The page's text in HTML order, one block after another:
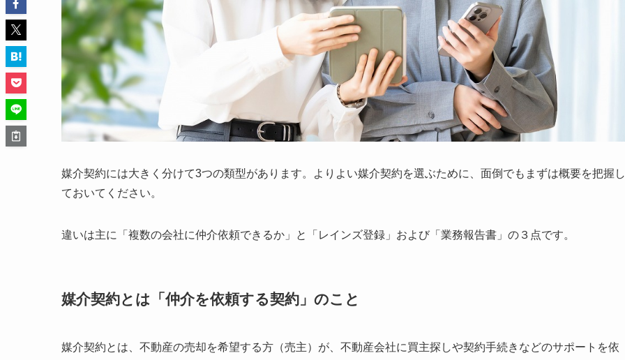
媒介契約には大きく分けて3つの類型があります。よりよい媒介契約を選ぶために、面倒でもまずは概要を把握し
ておいてください。
違いは主に「複数の会社に仲介依頼できるか」と「レインズ登録」および「業務報告書」の３点です。
媒介契約とは「仲介を依頼する契約」のこと
媒介契約とは、不動産の売却を希望する方（売主）が、不動産会社に買主探しや契約手続きなどのサポートを依